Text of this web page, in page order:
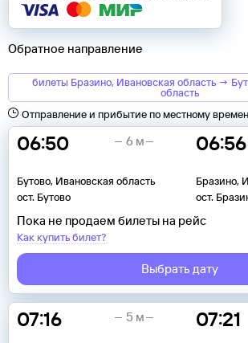
Обратное направление
билеты Бразино, Ивановская область →
область
Отправление и прибытие по местному
06:50
Бутово, Ивановская область
ост. Бутово
06:56
Бразино,
ост.
6 м
Пока не продаем билеты на рейс
Как купить билет?
Выбрать дату
07:16 07:21
5 м